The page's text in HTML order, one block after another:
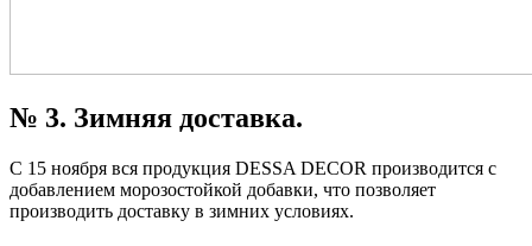
№ 3. Зимняя доставка.
С 15 ноября вся продукция DESSA DECOR производится с
добавлением морозостойкой добавки, что позволяет
производить доставку в зимних условиях.